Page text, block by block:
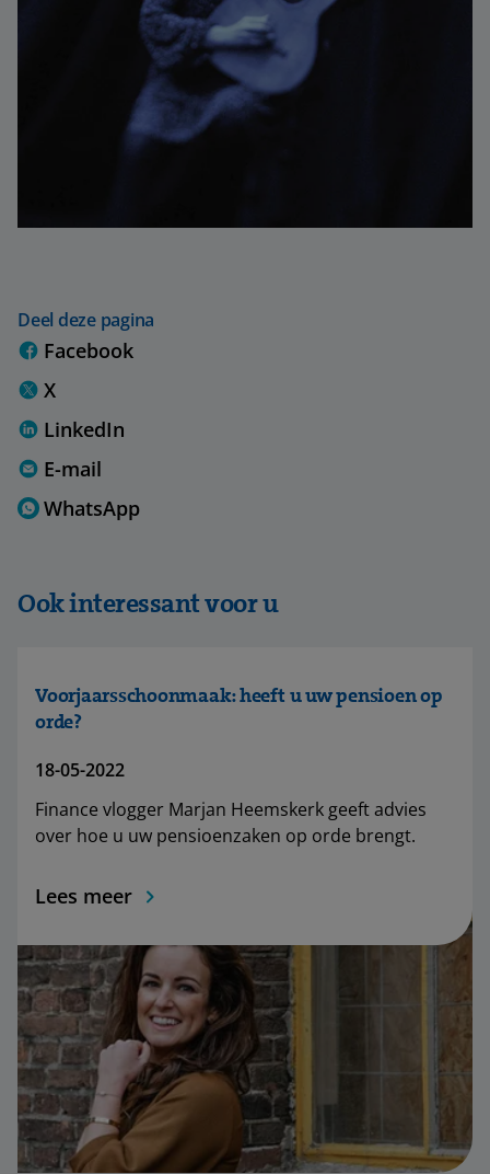
Deel deze pagina
Facebook
X
LinkedIn
E-mail
WhatsApp
Ook interessant voor u
Voorjaarsschoonmaak: heeft u uw pensioen op
orde?
18-05-2022
Finance vlogger Marjan Heemskerk geeft advies
over hoe u uw pensioenzaken op orde brengt.
Lees meer